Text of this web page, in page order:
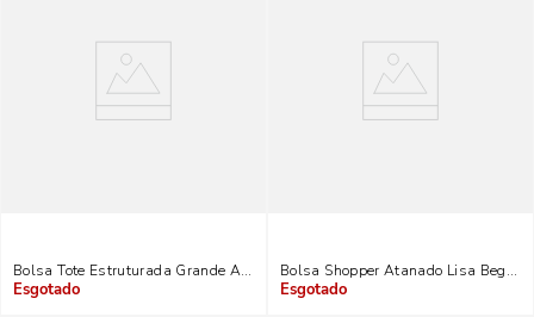
Bolsa Tote Estruturada Grande Atanado Lisa Marrom
Indisponível
Bolsa Shopper Atanado Lisa Bege
Indisponível